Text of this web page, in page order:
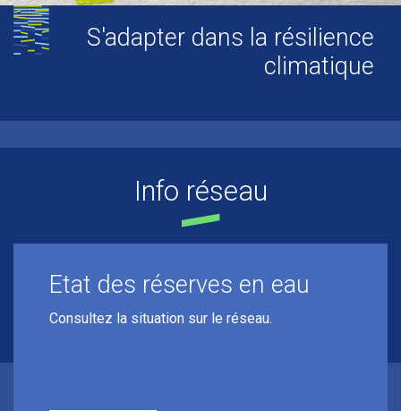
S'adapter dans la résilience
climatique
Info réseau
Etat des réserves en eau
Consultez la situation sur le réseau.